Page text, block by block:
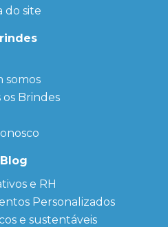
do site
somos
os Brindes
Agendas
Brindes
Térmicos
Blog
e RH
Personalizados
e sustentáveis